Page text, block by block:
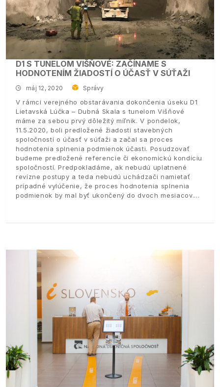
D1 S TUNELOM VIŠŇOVÉ: ZAČÍNAME S
HODNOTENÍM ŽIADOSTÍ O ÚČASŤ V SÚŤAŽI
máj 12, 2020 Správy
V rámci verejného obstarávania dokončenia úseku D1
Lietavská Lúčka – Dubná Skala s tunelom Višňové
máme za sebou prvý dôležitý míľnik. V pondelok,
11.5.2020, boli predložené žiadosti stavebných
spoločností o účasť v súťaži a začal sa proces
hodnotenia splnenia podmienok účasti. Posudzovať
budeme predložené referencie či ekonomickú kondíciu
spoločností. Predpokladáme, ak nebudú uplatnené
revízne postupy a teda nebudú uchádzači namietať
prípadné vylúčenie, že proces hodnotenia splnenia
podmienok by mal byť ukončený do dvoch mesiacov.